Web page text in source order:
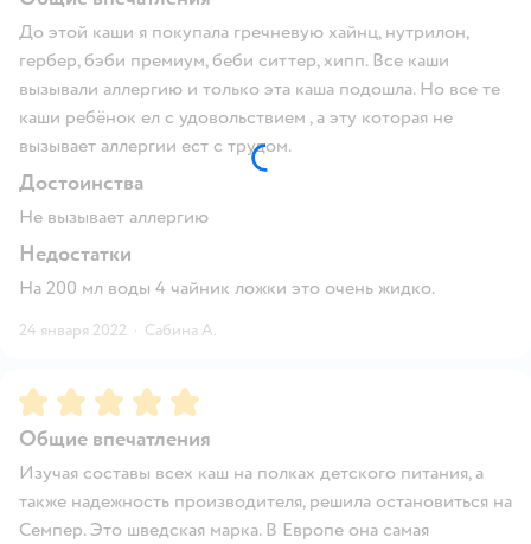
До этой каши я покупала гречневую хайнц, нутрилон,
гербер, бэби премиум, беби ситтер, хипп. Все каши
вызывали аллергию и только эта каша подошла. Но все те
каши ребёнок ел с удовольствием , а эту которая не
вызывает аллергии ест с трудом.
Достоинства
Не вызывает аллергию
Недостатки
На 200 мл воды 4 чайник ложки это очень жидко.
24 января 2022 · Сабина А.
Рейтинг:5
Общие впечатления
Изучая составы всех каш на полках детского питания, а
также надежность производителя, решила остановиться на
Семпер. Это шведская марка. В Европе она самая